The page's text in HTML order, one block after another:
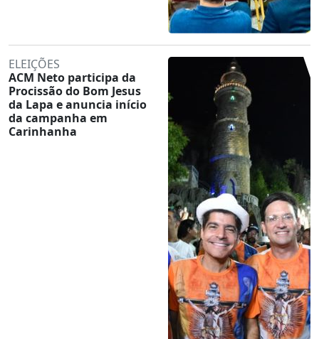
ELEIÇÕES
ACM Neto participa da
Procissão do Bom Jesus
da Lapa e anuncia início
da campanha em
Carinhanha